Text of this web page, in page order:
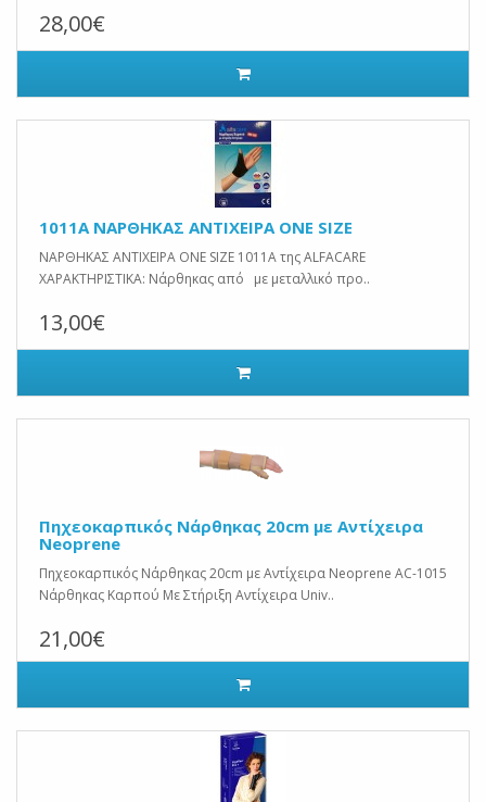
28,00€
1011A ΝΑΡΘΗΚΑΣ ΑΝΤΙΧΕΙΡΑ ONE SIZE
ΝΑΡΘΗΚΑΣ ΑΝΤΙΧΕΙΡΑ ONE SIZE 1011A της ALFACARE
ΧΑΡΑΚΤΗΡΙΣΤΙΚΑ: Νάρθηκας από με μεταλλικό προ..
13,00€
Πηχεοκαρπικός Νάρθηκας 20cm με Αντίχειρα
Neoprene
Πηχεοκαρπικός Νάρθηκας 20cm με Αντίχειρα Neoprene AC-1015
Νάρθηκας Καρπού Με Στήριξη Αντίχειρα Univ..
21,00€